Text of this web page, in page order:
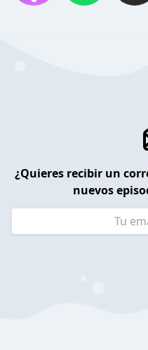
¿Quieres recibir un
nuevos